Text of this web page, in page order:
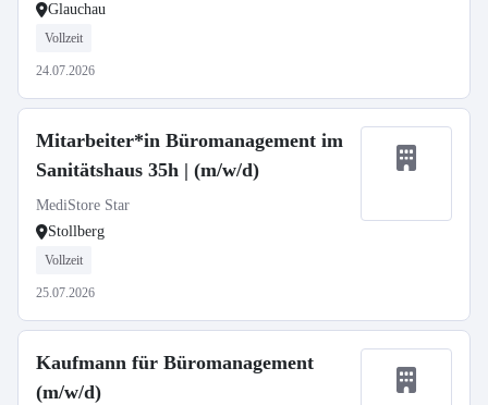
Glauchau
Vollzeit
24.07.2026
Mitarbeiter*in Büromanagement im
Sanitätshaus 35h | (m/w/d)
MediStore Star
Stollberg
Vollzeit
25.07.2026
Kaufmann für Büromanagement
(m/w/d)